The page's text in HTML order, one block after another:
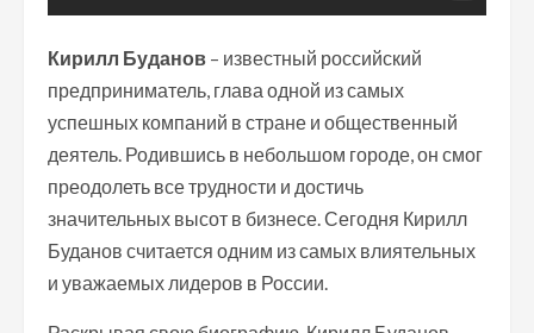
Кирилл Буданов – известный российский
предприниматель, глава одной из самых
успешных компаний в стране и общественный
деятель. Родившись в небольшом городе, он смог
преодолеть все трудности и достичь
значительных высот в бизнесе. Сегодня Кирилл
Буданов считается одним из самых влиятельных
и уважаемых лидеров в России.